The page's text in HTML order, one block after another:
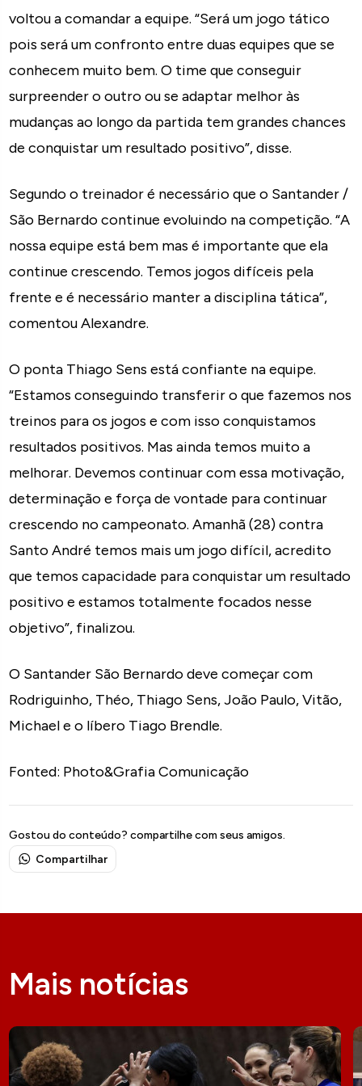
voltou a comandar a equipe. “Será um jogo tático
pois será um confronto entre duas equipes que se
conhecem muito bem. O time que conseguir
surpreender o outro ou se adaptar melhor às
mudanças ao longo da partida tem grandes chances
de conquistar um resultado positivo”, disse.
Segundo o treinador é necessário que o Santander /
São Bernardo continue evoluindo na competição. “A
nossa equipe está bem mas é importante que ela
continue crescendo. Temos jogos difíceis pela
frente e é necessário manter a disciplina tática”,
comentou Alexandre.
O ponta Thiago Sens está confiante na equipe.
“Estamos conseguindo transferir o que fazemos nos
treinos para os jogos e com isso conquistamos
resultados positivos. Mas ainda temos muito a
melhorar. Devemos continuar com essa motivação,
determinação e força de vontade para continuar
crescendo no campeonato. Amanhã (28) contra
Santo André temos mais um jogo difícil, acredito
que temos capacidade para conquistar um resultado
positivo e estamos totalmente focados nesse
objetivo”, finalizou.
O Santander São Bernardo deve começar com
Rodriguinho, Théo, Thiago Sens, João Paulo, Vitão,
Michael e o líbero Tiago Brendle.
Fonted: Photo&Grafia Comunicação
Gostou do conteúdo? compartilhe com seus amigos.
Compartilhar
Mais notícias